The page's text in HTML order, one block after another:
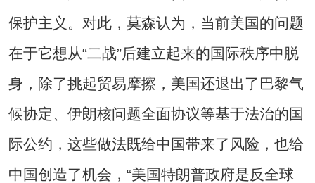
保护主义。对此，莫森认为，当前美国的问题
在于它想从“二战”后建立起来的国际秩序中脱
身，除了挑起贸易摩擦，美国还退出了巴黎气
候协定、伊朗核问题全面协议等基于法治的国
际公约，这些做法既给中国带来了风险，也给
中国创造了机会，“美国特朗普政府是反全球